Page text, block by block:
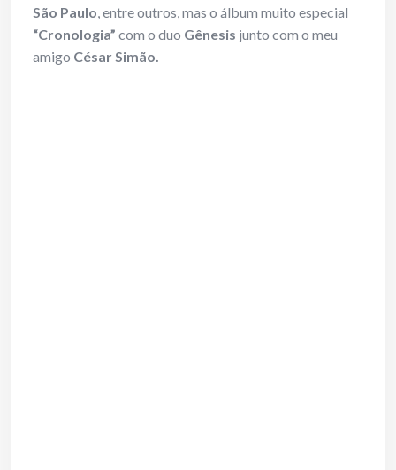
São Paulo, entre outros, mas o álbum muito especial
“Cronologia” com o duo Gênesis junto com o meu
amigo César Simão.